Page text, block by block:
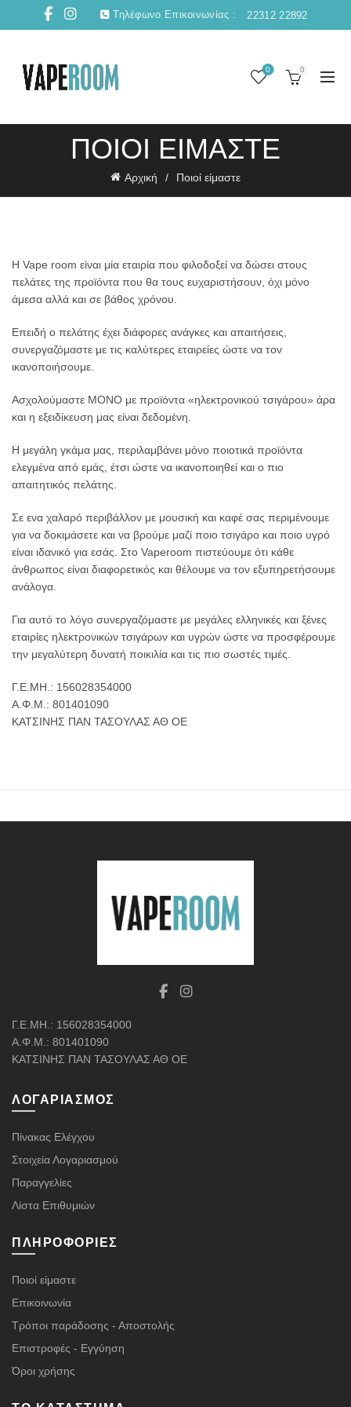
Τηλέφωνο Επικοινωνίας : 22312 22892
0 0
ΠΟΙΟΊ ΕΊΜΑΣΤΕ
Αρχική Ποιοί είμαστε
Η Vape room είναι μία εταιρία που φιλοδοξεί να δώσει στους
πελάτες της προϊόντα που θα τους ευχαριστήσουν, όχι μόνο
άμεσα αλλά και σε βάθος χρόνου.
Επειδή ο πελάτης έχει διάφορες ανάγκες και απαιτήσεις,
συνεργαζόμαστε με τις καλύτερες εταιρείες ώστε να τον
ικανοποιήσουμε.
Ασχολούμαστε ΜΟΝΟ με προϊόντα «ηλεκτρονικού τσιγάρου» άρα
και η εξειδίκευση μας είναι δεδομένη.
Η μεγάλη γκάμα μας, περιλαμβάνει μόνο ποιοτικά προϊόντα
ελεγμένα από εμάς, έτσι ώστε να ικανοποιηθεί και ο πιο
απαιτητικός πελάτης.
Σε ενα χαλαρό περιβάλλον με μουσική και καφέ σας περιμένουμε
για να δοκιμάσετε και να βρούμε μαζί ποιο τσιγάρο και ποιο υγρό
είναι ιδανικό για εσάς. Στο Vaperoom πιστεύουμε ότι κάθε
άνθρωπος είναι διαφορετικός και θέλουμε να τον εξυπηρετήσουμε
ανάλογα.
Για αυτό το λόγο συνεργαζόμαστε με μεγάλες ελληνικές και ξένες
εταιρίες ηλεκτρονικών τσιγάρων και υγρών ώστε να προσφέρουμε
την μεγαλύτερη δυνατή ποικιλία και τις πιο σωστές τιμές.
Γ.Ε.ΜΗ.: 156028354000
Α.Φ.Μ.: 801401090
ΚΑΤΣΙΝΗΣ ΠΑΝ ΤΑΣΟΥΛΑΣ ΑΘ ΟΕ
Γ.Ε.ΜΗ.: 156028354000
Α.Φ.Μ.: 801401090
ΚΑΤΣΙΝΗΣ ΠΑΝ ΤΑΣΟΥΛΑΣ ΑΘ ΟΕ
ΛΟΓΑΡΙΑΣΜΌΣ
Πίνακας Ελέγχου
Στοιχεία Λογαριασμού
Παραγγελίες
Λίστα Επιθυμιών
ΠΛΗΡΟΦΟΡΊΕΣ
Ποιοί είμαστε
Επικοινωνία
Τρόποι παράδοσης - Αποστολής
Επιστροφές - Εγγύηση
Όροι χρήσης